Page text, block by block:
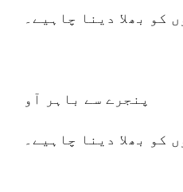
کو بھلا دینا چاہیے۔
پنجرے سے باہر آو
کو بھلا دینا چاہیے۔